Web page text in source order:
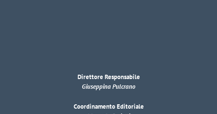
Direttore Responsabile
Giuseppina Pulcrano
Coordinamento Editoriale